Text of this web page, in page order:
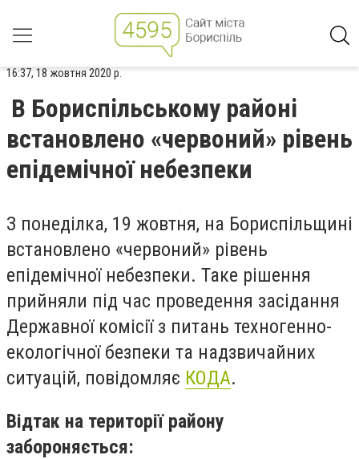
16:37, 18 жовтня 2020 р.
В Бориспільському районі
встановлено «червоний» рівень
епідемічної небезпеки
З понеділка, 19 жовтня, на Бориспільщині
встановлено «червоний» рівень
епідемічної небезпеки. Таке рішення
прийняли під час проведення засідання
Державної комісії з питань техногенно-
екологічної безпеки та надзвичайних
ситуацій, повідомляє КОДА.
Відтак на території району
забороняється: